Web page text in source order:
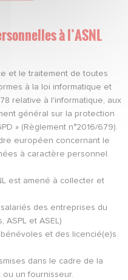
à l’ASNL
et le traitement de toutes
à la loi informatique et
relative à l'informatique, aux
général sur la protection
» (Règlement n°2016/679).
européen concernant le
à caractère personnel.
est amené à collecter et
des entreprises du
ASPL et ASEL)
et des licencié(e)s
dans le cadre de la
un fournisseur.